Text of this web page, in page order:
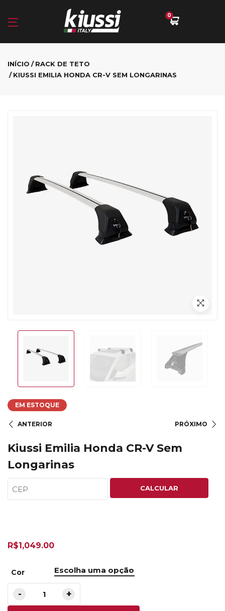
0
INÍCIO
RACK DE TETO
KIUSSI EMILIA HONDA CR-V SEM LONGARINAS
EM ESTOQUE
ANTERIOR PRÓXIMO
Kiussi Emilia Honda CR-V Sem
Longarinas
CALCULAR
R$1,049.00
Cor